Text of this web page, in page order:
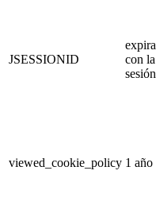
JSESSIONID
expira
con la
sesión
viewed_cookie_policy 1 año